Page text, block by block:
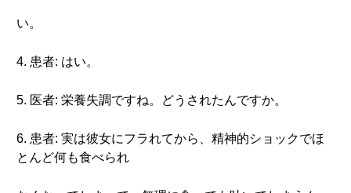
い。
4. 患者: はい。
5. 医者: 栄養失調ですね。どうされたんですか。
6. 患者: 実は彼女にフラれてから、精神的ショックでほ
とんど何も食べられ